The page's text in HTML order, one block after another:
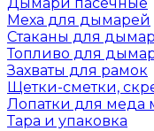
Меха для дымарей
Стаканы для
Топливо для
Захваты для рамок
Щетки-сметки,
Лопатки для меда
Тара и упаковка